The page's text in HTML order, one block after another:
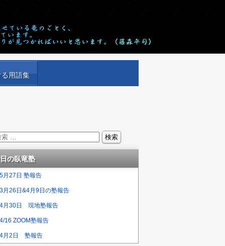
用語集
の臥竜塾
5月27日 塾報告
3月26日&4月9日の塾報告
4月30日 現地塾報告
4/16 ZOOM塾報告
4月2日 塾報告